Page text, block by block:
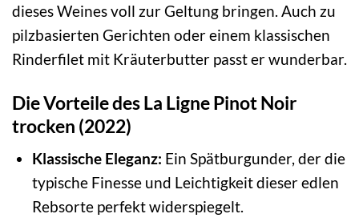
dieses Weines voll zur Geltung bringen. Auch zu
pilzbasierten Gerichten oder einem klassischen
Rinderfilet mit Kräuterbutter passt er wunderbar.
Die Vorteile des La Ligne Pinot Noir
trocken (2022)
Klassische Eleganz: Ein Spätburgunder, der die
typische Finesse und Leichtigkeit dieser edlen
Rebsorte perfekt widerspiegelt.